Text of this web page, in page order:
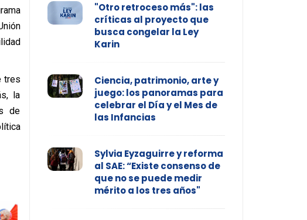
tres
la
de
"Otro retroceso más": las
críticas al proyecto que
busca congelar la Ley
Karin
Ciencia, patrimonio, arte y
juego: los panoramas para
celebrar el Día y el Mes de
las Infancias
Sylvia Eyzaguirre y reforma
al SAE: “Existe consenso de
que no se puede medir
mérito a los tres años"